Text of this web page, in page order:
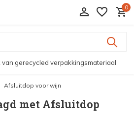
0
van gerecycled verpakkingsmateriaal
Afsluitdop voor wijn
met Afsluitdop